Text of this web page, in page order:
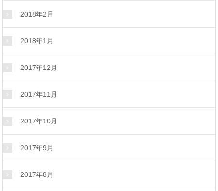
2018年2月
2018年1月
2017年12月
2017年11月
2017年10月
2017年9月
2017年8月